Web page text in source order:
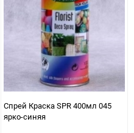
Спрей Краска SPR 400мл 045
ярко-синяя